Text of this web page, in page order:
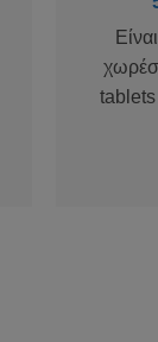
Είναι